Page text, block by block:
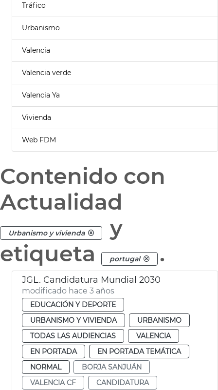
Tráfico
Urbanismo
Valencia
Valencia verde
Valencia Ya
Vivienda
Web FDM
Contenido con
Actualidad
Urbanismo y vivienda
y
etiqueta
portugal .
JGL. Candidatura Mundial 2030
modificado hace 3 años
EDUCACIÓN Y DEPORTE
URBANISMO Y VIVIENDA
URBANISMO
TODAS LAS AUDIENCIAS
VALENCIA
EN PORTADA
EN PORTADA TEMÁTICA
NORMAL
BORJA SANJUÁN
VALENCIA CF
CANDIDATURA